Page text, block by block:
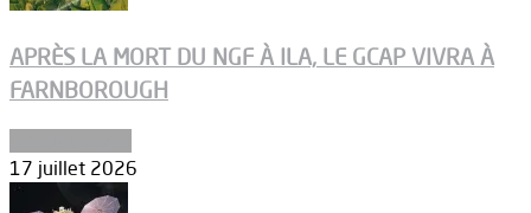
APRÈS LA MORT DU NGF À ILA, LE GCAP VIVRA À
FARNBOROUGH
17 juillet 2026